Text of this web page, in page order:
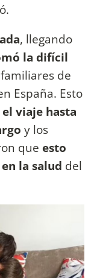
, llegando
la difícil
de
España. Esto
el viaje hasta
y los
que esto
la salud del